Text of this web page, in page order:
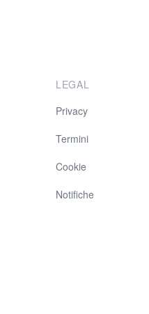
LEGAL
Privacy
Termini
Cookie
Notifiche